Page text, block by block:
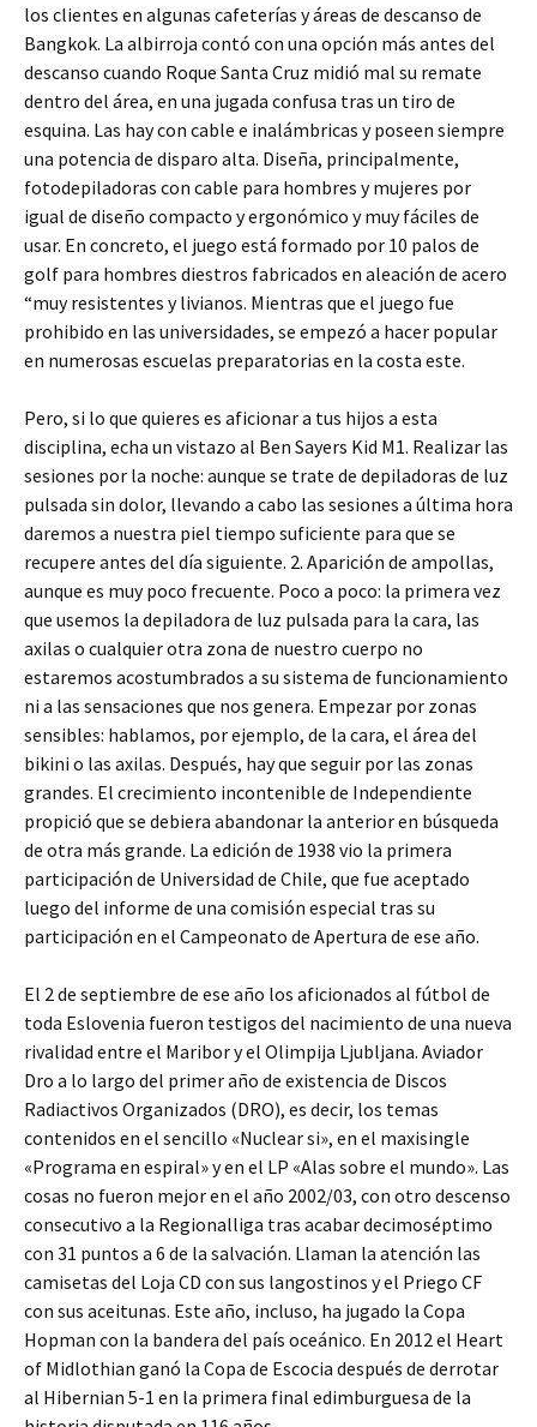
los clientes en algunas cafeterías y áreas de descanso de
Bangkok. La albirroja contó con una opción más antes del
descanso cuando Roque Santa Cruz midió mal su remate
dentro del área, en una jugada confusa tras un tiro de
esquina. Las hay con cable e inalámbricas y poseen siempre
una potencia de disparo alta. Diseña, principalmente,
fotodepiladoras con cable para hombres y mujeres por
igual de diseño compacto y ergonómico y muy fáciles de
usar. En concreto, el juego está formado por 10 palos de
golf para hombres diestros fabricados en aleación de acero
“muy resistentes y livianos. Mientras que el juego fue
prohibido en las universidades, se empezó a hacer popular
en numerosas escuelas preparatorias en la costa este.
Pero, si lo que quieres es aficionar a tus hijos a esta
disciplina, echa un vistazo al Ben Sayers Kid M1. Realizar las
sesiones por la noche: aunque se trate de depiladoras de luz
pulsada sin dolor, llevando a cabo las sesiones a última hora
daremos a nuestra piel tiempo suficiente para que se
recupere antes del día siguiente. 2. Aparición de ampollas,
aunque es muy poco frecuente. Poco a poco: la primera vez
que usemos la depiladora de luz pulsada para la cara, las
axilas o cualquier otra zona de nuestro cuerpo no
estaremos acostumbrados a su sistema de funcionamiento
ni a las sensaciones que nos genera. Empezar por zonas
sensibles: hablamos, por ejemplo, de la cara, el área del
bikini o las axilas. Después, hay que seguir por las zonas
grandes. El crecimiento incontenible de Independiente
propició que se debiera abandonar la anterior en búsqueda
de otra más grande. La edición de 1938 vio la primera
participación de Universidad de Chile, que fue aceptado
luego del informe de una comisión especial tras su
participación en el Campeonato de Apertura de ese año.
El 2 de septiembre de ese año los aficionados al fútbol de
toda Eslovenia fueron testigos del nacimiento de una nueva
rivalidad entre el Maribor y el Olimpija Ljubljana. Aviador
Dro a lo largo del primer año de existencia de Discos
Radiactivos Organizados (DRO), es decir, los temas
contenidos en el sencillo «Nuclear si», en el maxisingle
«Programa en espiral» y en el LP «Alas sobre el mundo». Las
cosas no fueron mejor en el año 2002/03, con otro descenso
consecutivo a la Regionalliga tras acabar decimoséptimo
con 31 puntos a 6 de la salvación. Llaman la atención las
camisetas del Loja CD con sus langostinos y el Priego CF
con sus aceitunas. Este año, incluso, ha jugado la Copa
Hopman con la bandera del país oceánico. En 2012 el Heart
of Midlothian ganó la Copa de Escocia después de derrotar
al Hibernian 5-1 en la primera final edimburguesa de la